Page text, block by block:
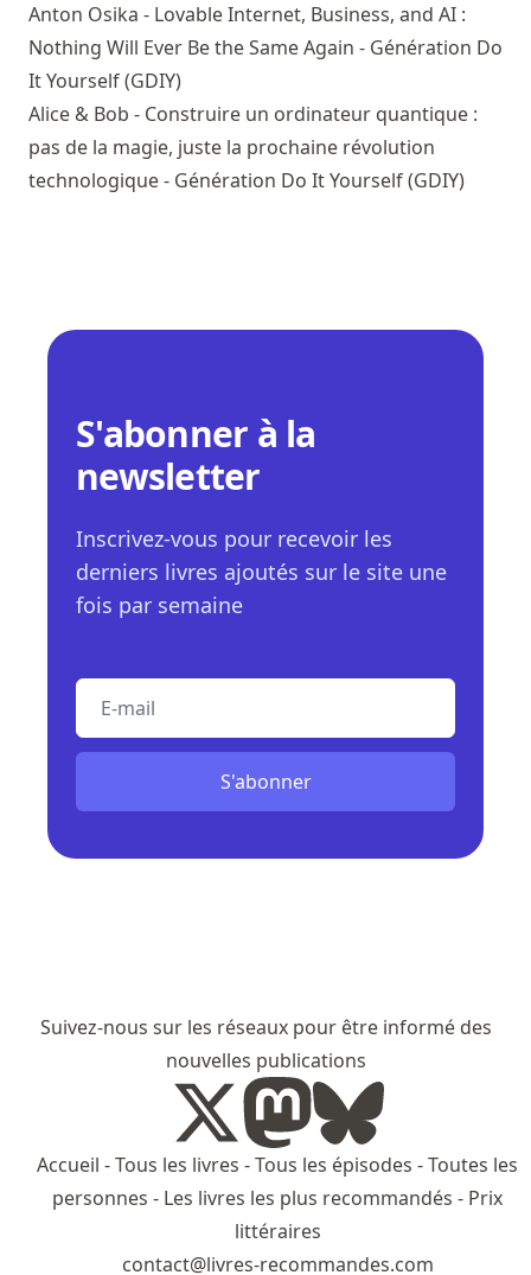
Anton Osika - Lovable Internet, Business, and AI :
Nothing Will Ever Be the Same Again - Génération Do
It Yourself (GDIY)
Alice & Bob - Construire un ordinateur quantique :
pas de la magie, juste la prochaine révolution
technologique - Génération Do It Yourself (GDIY)
S'abonner à la
newsletter
Inscrivez-vous pour recevoir les
derniers livres ajoutés sur le site une
fois par semaine
S'abonner
Suivez-nous sur les réseaux pour être informé des
nouvelles publications
Accueil -Tous les livres -Tous les épisodes -Toutes les
personnes - Les livres les plus recommandés - Prix
littéraires
contact@livres-recommandes.com